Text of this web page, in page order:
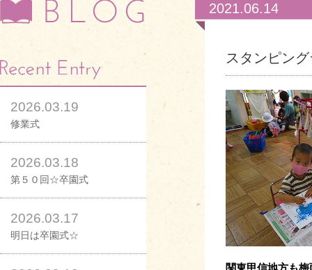
2026.03.19
修業式
2026.03.18
第５０回☆卒園式
2026.03.17
明日は卒園式☆
2021.06.14
スタンピン